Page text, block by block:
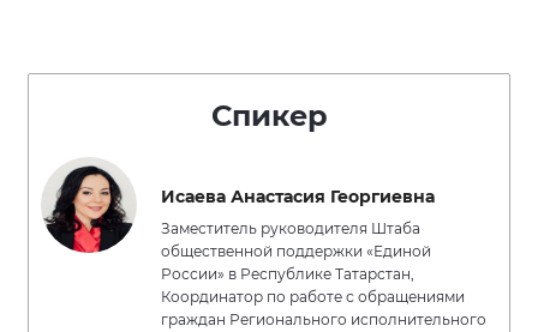
Спикер
Исаева Анастасия Георгиевна
Заместитель руководителя Штаба
общественной поддержки «Единой
России» в Республике Татарстан,
Координатор по работе с обращениями
граждан Регионального исполнительного